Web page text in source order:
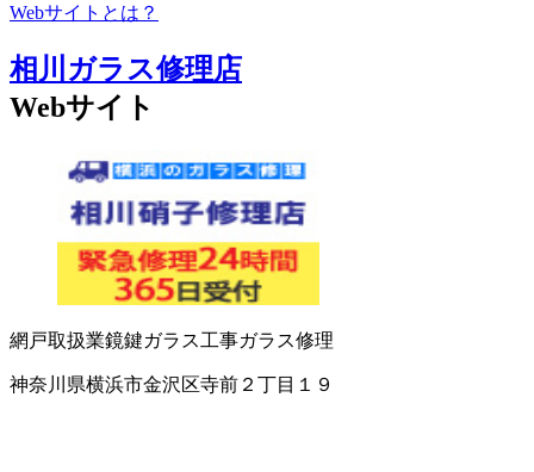
Webサイトとは？
相川ガラス修理店
Webサイト
網戸取扱業鏡鍵ガラス工事ガラス修理
神奈川県横浜市金沢区寺前２丁目１９